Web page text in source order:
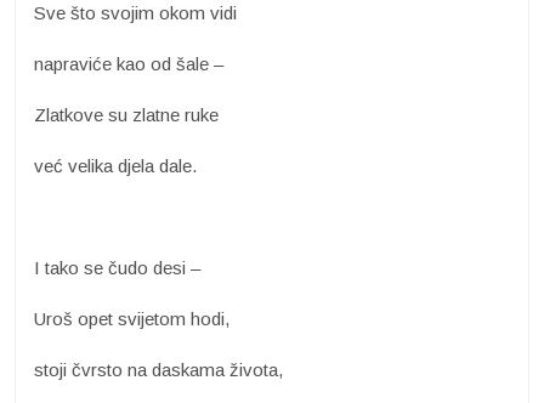
Sve što svojim okom vidi
napraviće kao od šale –
Zlatkove su zlatne ruke
već velika djela dale.
I tako se čudo desi –
Uroš opet svijetom hodi,
stoji čvrsto na daskama života,